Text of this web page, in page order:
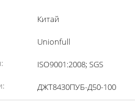
Китай
Unionfull
ISO9001:2008; SGS
ДЖТ8430ПУБ-Д50-100